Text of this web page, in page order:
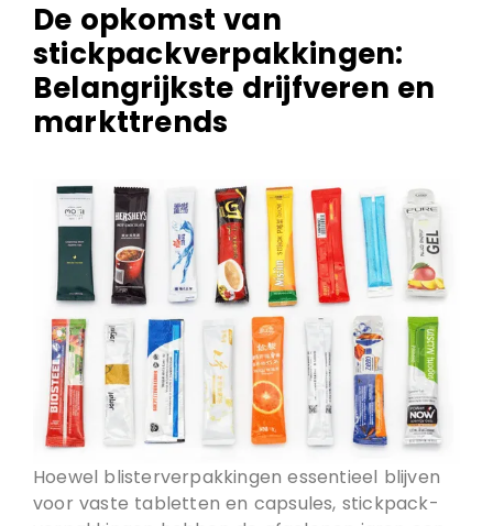
De opkomst van
stickpackverpakkingen:
Belangrijkste drijfveren en
markttrends
Hoewel blisterverpakkingen essentieel blijven
voor vaste tabletten en capsules, stickpack-